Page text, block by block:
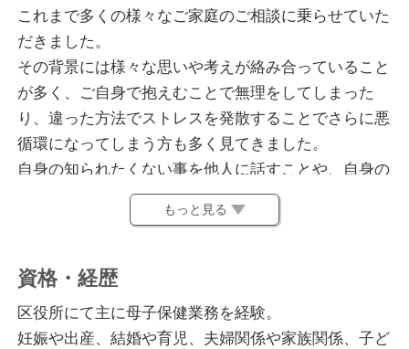
これまで多くの様々なご家庭のご相談に乗らせていた
だきました。
その背景には様々な思いや考えが絡み合っていること
が多く、ご自身で抱えむことで無理をしてしまった
り、違った方法でストレスを発散することでさらに悪
循環になってしまう方も多く見てきました。
自身の知られたくない事を他人に話すことや、自身の
嫌だなあと感じている事と向き合うことはとても勇気
やエネルギーがいることです。
しい、どうしたらいいかわからない、変わりたい等の
幸いです。
もっと見る
資格・経歴
区役所にて主に母子保健業務を経験。
妊娠や出産、結婚や育児、夫婦関係や家族関係、子ど